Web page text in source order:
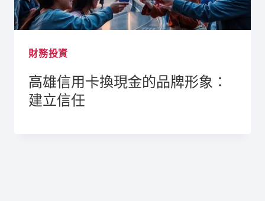
財務投資
高雄信用卡換現金的品牌形象：
建立信任